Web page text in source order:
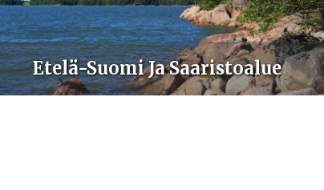
Etelä-Suomi Ja Saaristoalue